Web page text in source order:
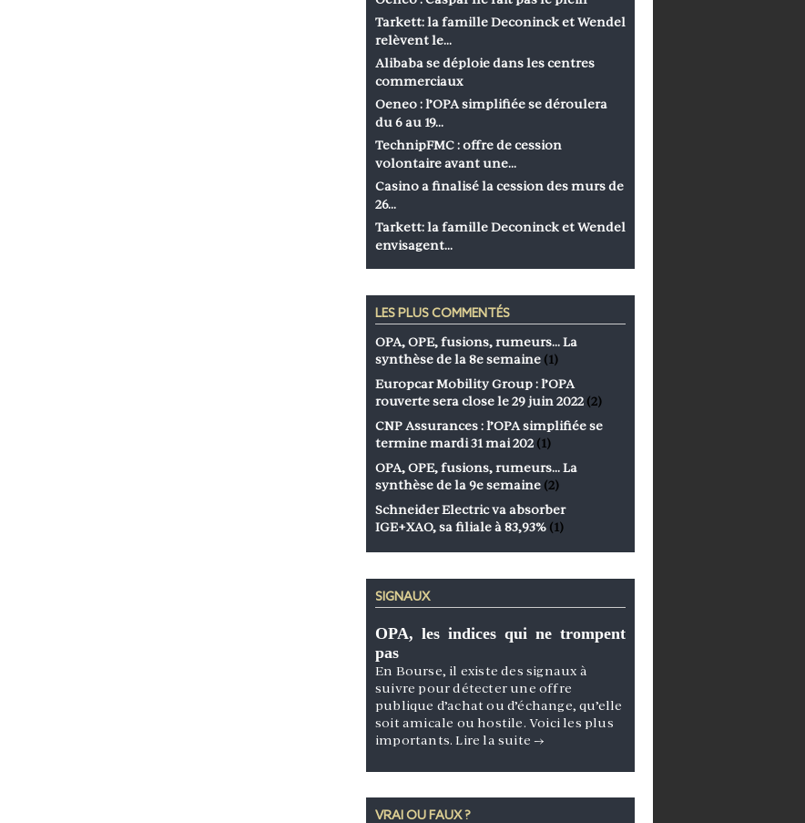
Tarkett: la famille Deconinck et Wendel
relèvent le…
Alibaba se déploie dans les centres
commerciaux
Oeneo : l’OPA simplifiée se déroulera
du 6 au 19…
TechnipFMC : offre de cession
volontaire avant une…
Casino a finalisé la cession des murs de
26…
Tarkett: la famille Deconinck et Wendel
envisagent…
LES PLUS COMMENTÉS
OPA, OPE, fusions, rumeurs… La
synthèse de la 8e semaine (1)
Europcar Mobility Group : l’OPA
rouverte sera close le 29 juin 2022 (2)
CNP Assurances : l’OPA simplifiée se
termine mardi 31 mai 202 (1)
OPA, OPE, fusions, rumeurs… La
synthèse de la 9e semaine (2)
Schneider Electric va absorber
IGE+XAO, sa filiale à 83,93% (1)
SIGNAUX
OPA, les indices qui ne trompent
pas
En Bourse, il existe des signaux à
suivre pour détecter une offre
publique d’achat ou d’échange, qu’elle
soit amicale ou hostile. Voici les plus
importants.Lire la suite →
VRAI OU FAUX ?